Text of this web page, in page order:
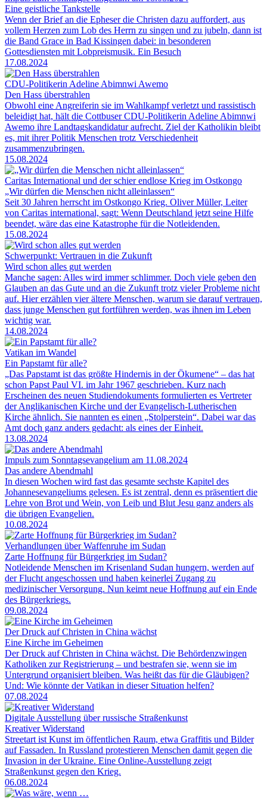
Eine geistliche Tankstelle
Wenn der Brief an die Epheser die Christen dazu auffordert, aus
vollem Herzen zum Lob des Herrn zu singen und zu jubeln, dann ist
die Band Grace in Bad Kissingen dabei: in besonderen
Gottesdiensten mit Lobpreismusik. Ein Besuch
17.08.2024
CDU-Politikerin Adeline Abimnwi Awemo
Den Hass überstrahlen
Obwohl eine Angreiferin sie im Wahlkampf verletzt und rassistisch
beleidigt hat, hält die Cottbuser CDU-Politikerin Adeline Abimnwi
Awemo ihre Landtagskandidatur aufrecht. Ziel der Katholikin bleibt
es, mit ihrer Politik Menschen trotz Verschiedenheit
zusammenzubringen.
15.08.2024
Caritas International und der schier endlose Krieg im Ostkongo
„Wir dürfen die Menschen nicht alleinlassen“
Seit 30 Jahren herrscht im Ostkongo Krieg. Oliver Müller, Leiter
von Caritas international, sagt: Wenn Deutschland jetzt seine Hilfe
beendet, wäre das eine Katastrophe für die Notleidenden.
15.08.2024
Schwerpunkt: Vertrauen in die Zukunft
Wird schon alles gut werden
Manche sagen: Alles wird immer schlimmer. Doch viele geben den
Glauben an das Gute und an die Zukunft trotz vieler Probleme nicht
auf. Hier erzählen vier ältere Menschen, warum sie darauf vertrauen,
dass junge Menschen gut fortführen werden, was ihnen im Leben
wichtig war.
14.08.2024
Vatikan im Wandel
Ein Papstamt für alle?
„Das Papstamt ist das größte Hindernis in der Ökumene“ – das hat
schon Papst Paul VI. im Jahr 1967 geschrieben. Kurz nach
Erscheinen des neuen Studiendokuments formulierten es Vertreter
der Anglikanischen Kirche und der Evangelisch-Lutherischen
Kirche ähnlich. Sie nannten es einen „Stolperstein“. Dabei war das
Amt doch ganz anders gedacht: als eines der Einheit.
13.08.2024
Impuls zum Sonntagsevangelium am 11.08.2024
Das andere Abendmahl
In diesen Wochen wird fast das gesamte sechste Kapitel des
Johannesevangeliums gelesen. Es ist zentral, denn es präsentiert die
Lehre von Brot und Wein, von Leib und Blut Jesu ganz anders als
die übrigen Evangelien.
10.08.2024
Verhandlungen über Waffenruhe im Sudan
Zarte Hoffnung für Bürgerkrieg im Sudan?
Notleidende Menschen im Krisenland Sudan hungern, werden auf
der Flucht angeschossen und haben keinerlei Zugang zu
medizinischer Versorgung. Nun keimt neue Hoffnung auf ein Ende
des Bürgerkriegs.
09.08.2024
Der Druck auf Christen in China wächst
Eine Kirche im Geheimen
Der Druck auf Christen in China wächst. Die Behördenzwingen
Katholiken zur Registrierung – und bestrafen sie, wenn sie im
Untergrund organisiert bleiben. Was heißt das für die Gläubigen?
Und: Wie könnte der Vatikan in dieser Situation helfen?
07.08.2024
Digitale Ausstellung über russische Straßenkunst
Kreativer Widerstand
Streetart ist Kunst im öffentlichen Raum, etwa Graffitis und Bilder
auf Fassaden. In Russland protestieren Menschen damit gegen die
Invasion in der Ukraine. Eine Online-Ausstellung zeigt
Straßenkunst gegen den Krieg.
06.08.2024